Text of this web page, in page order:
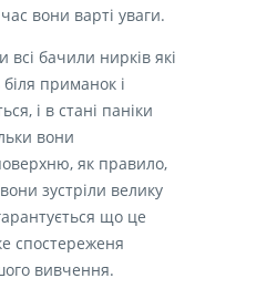
вони варті уваги.
бачили нирків які
приманок і
і в стані паніки
вони
як правило,
зустріли велику
що це
спостереженя
вивчення.